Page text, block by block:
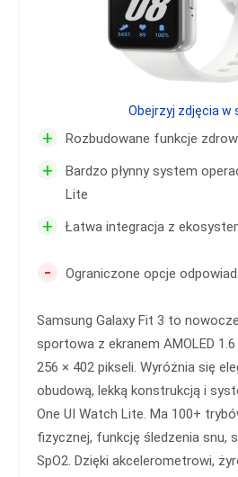
+ Rozbudowane funkcje
+
Bardzo płynny system
Lite
+ Łatwa integracja z
- Ograniczone opcje
Samsung Galaxy Fit 3 to
sportowa z ekranem AMOLED
256 × 402 pikseli. Wyróżnia się
obudową, lekką konstrukcją i
One UI Watch Lite. Ma 100+
fizycznej, funkcję śledzenia snu,
SpO2. Dzięki akcelerometrowi,
Obejrzyj zdjęcia w